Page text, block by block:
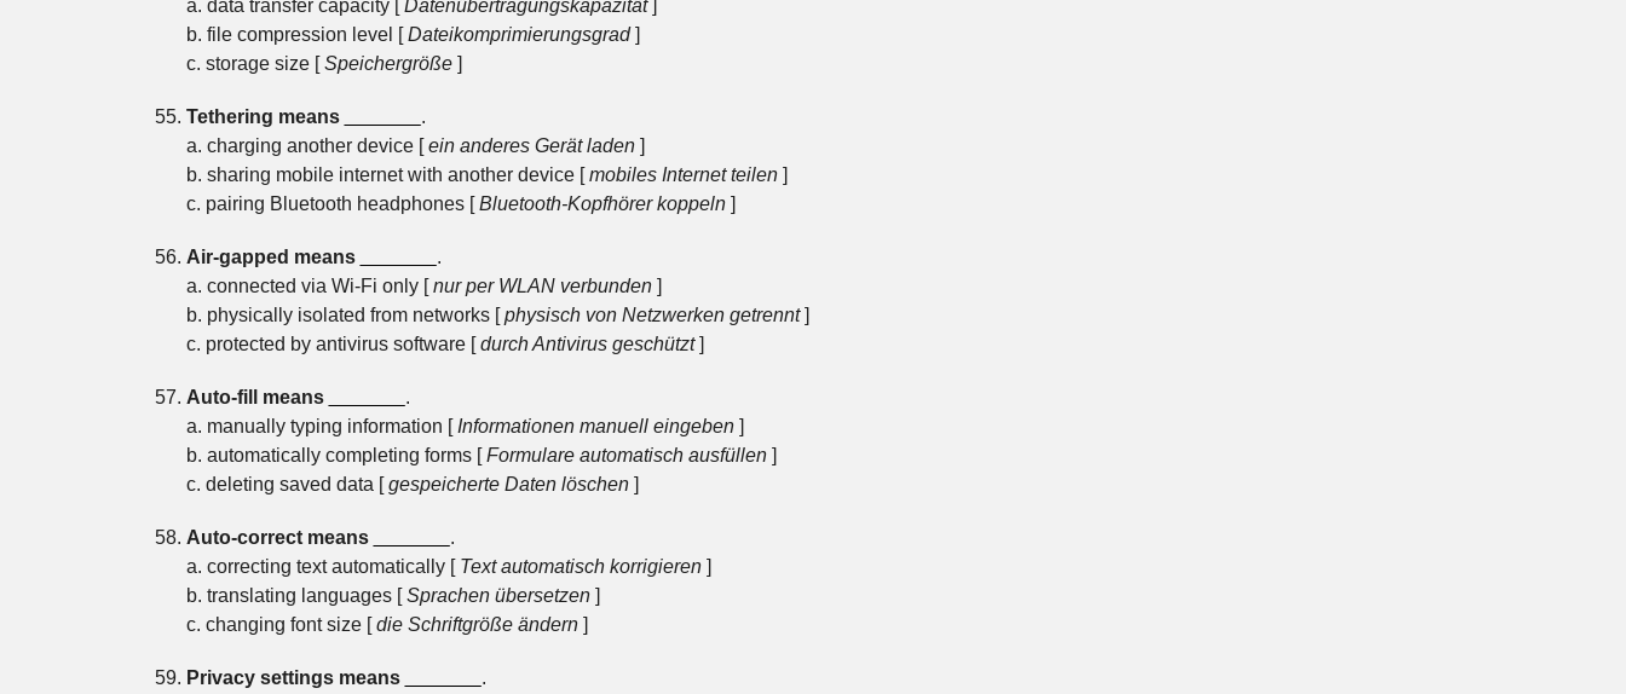
a. data transfer capacity [Datenübertragungskapazität]
b. file compression level [Dateikomprimierungsgrad]
c. storage size [Speichergröße]
Tethering means
.
a. charging another device [ein anderes Gerät laden]
b. sharing mobile internet with another device [mobiles Internet teilen]
c. pairing Bluetooth headphones [Bluetooth-Kopfhörer koppeln]
Air-gapped means
.
a. connected via Wi-Fi only [nur per WLAN verbunden]
b. physically isolated from networks [physisch von Netzwerken getrennt]
c. protected by antivirus software [durch Antivirus geschützt]
Auto-fill means
.
a. manually typing information [ Informationen manuell eingeben]
b. automatically completing forms [Formulare automatisch ausfüllen]
c. deleting saved data [gespeicherte Daten löschen]
Auto-correct means
.
a. correcting text automatically [ Text automatisch korrigieren]
b. translating languages [Sprachen übersetzen]
c. changing font size [die Schriftgröße ändern]
Privacy settings means
.